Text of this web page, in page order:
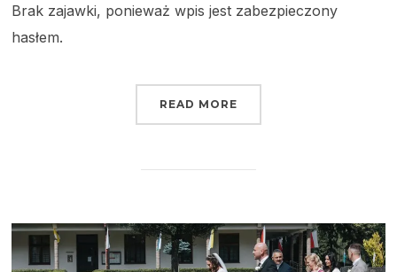
Brak zajawki, ponieważ wpis jest zabezpieczony
hasłem.
READ MORE